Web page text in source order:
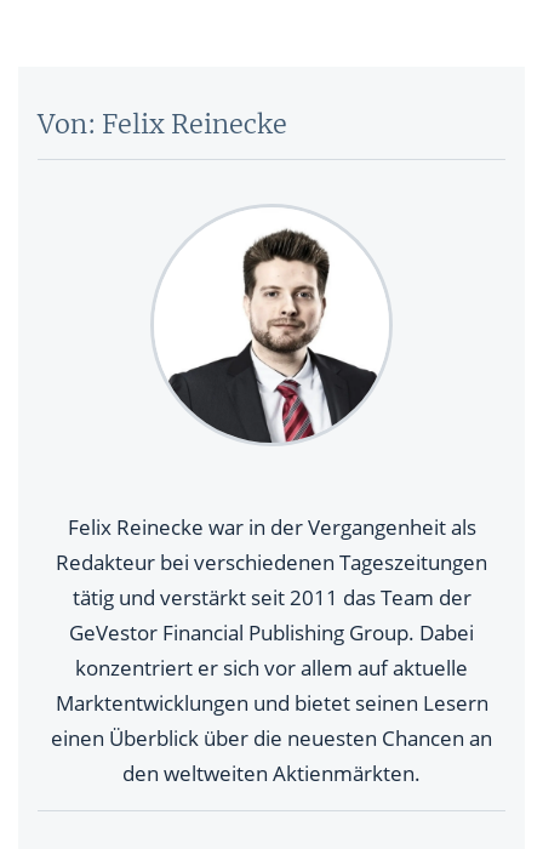
Von: Felix Reinecke
Felix Reinecke war in der Vergangenheit als
Redakteur bei verschiedenen Tageszeitungen
tätig und verstärkt seit 2011 das Team der
GeVestor Financial Publishing Group. Dabei
konzentriert er sich vor allem auf aktuelle
Marktentwicklungen und bietet seinen Lesern
einen Überblick über die neuesten Chancen an
den weltweiten Aktienmärkten.